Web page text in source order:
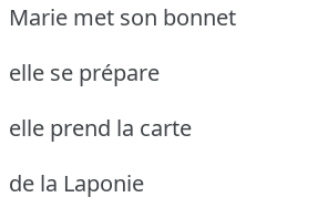
Marie met son bonnet
elle se prépare
elle prend la carte
de la Laponie